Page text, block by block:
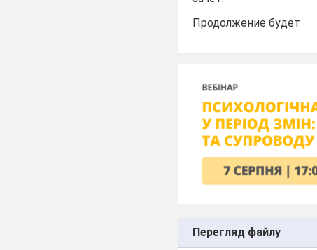
Продолжение будет
Перегляд файлу